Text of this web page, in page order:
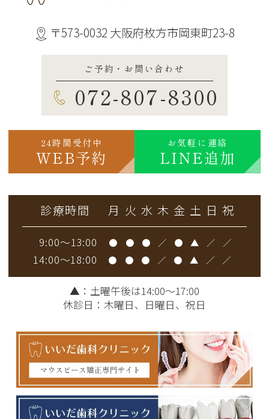
〒573-0032 大阪府枚方市岡東町23-8
ご予約・お問い合わせ
072-807-8300
24時間受付中
WEB予約
お気軽に連絡
LINE追加
診療時間 月 火 水 木 金 土 日 祝
9:00～13:00 ● ● ● ／ ● ▲ ／ ／
14:00～18:00 ● ● ● ／ ● ▲ ／ ／
▲ ：土曜午後は14:00～17:00
休診日：木曜日、日曜日、祝日